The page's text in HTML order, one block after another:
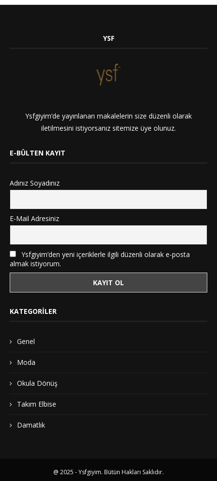
YSF
Ysfgiyim’de yayınlanan makalelerin size düzenli olarak
iletilmesini istiyorsanız sitemize üye olunuz.
E-BÜLTEN KAYIT
Adınız Soyadınız
E-Mail Adresiniz
Ysfgiyim’den yeni içeriklerle ilgili düzenli olarak e-posta
almak istiyorum.
KATEGORILER
Genel
Moda
Okula Dönüş
Takım Elbise
Damatlık
@ 2025 - Ysfgiyim. Bütün Hakları Saklıdır.